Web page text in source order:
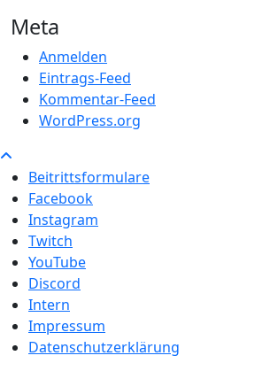
Meta
Anmelden
Eintrags-Feed
Kommentar-Feed
WordPress.org
Beitrittsformulare
Facebook
Instagram
Twitch
YouTube
Discord
Intern
Impressum
Datenschutzerklärung